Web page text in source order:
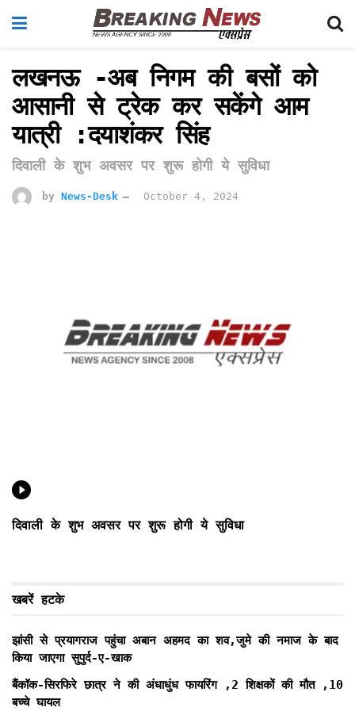
लखनऊ -अब निगम की बसों को
आसानी से ट्रेक कर सकेंगे आम
यात्री :दयाशंकर सिंह
दिवाली के शुभ अवसर पर शुरू होगी ये सुविधा
by News-Desk October 4, 2024
दिवाली के शुभ अवसर पर शुरू होगी ये सुविधा
खबरें हटके
झांसी से प्रयागराज पहुंचा अबान अहमद का शव,जुमे की नमाज के बाद
किया जाएगा सुपुर्द-ए-खाक
बैंकॉक-सिरफिरे छात्र ने की अंधाधुंध फायरिंग ,2 शिक्षकों की मौत ,10
बच्चे घायल